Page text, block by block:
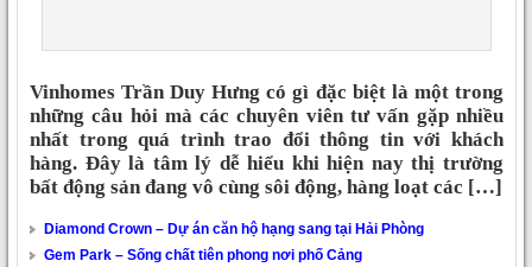
Vinhomes Trần Duy Hưng có gì đặc biệt là một trong
những câu hỏi mà các chuyên viên tư vấn gặp nhiều
nhất trong quá trình trao đổi thông tin với khách
hàng. Đây là tâm lý dễ hiểu khi hiện nay thị trường
bất động sản đang vô cùng sôi động, hàng loạt các […]
Diamond Crown – Dự án căn hộ hạng sang tại Hải Phòng
Gem Park – Sống chất tiên phong nơi phố Cảng